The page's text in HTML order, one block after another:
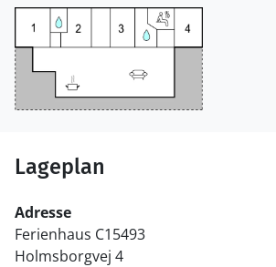
Lageplan
Adresse
Ferienhaus C15493
Holmsborgvej 4